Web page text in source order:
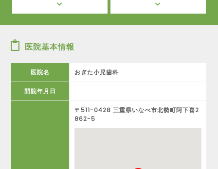
医院基本情報
医院名 おぎた小児歯科
開院年月日
〒511-0428 三重県いなべ市北勢町阿下喜2
862-5